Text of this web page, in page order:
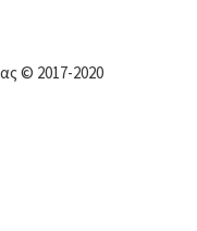
© 2017-2020